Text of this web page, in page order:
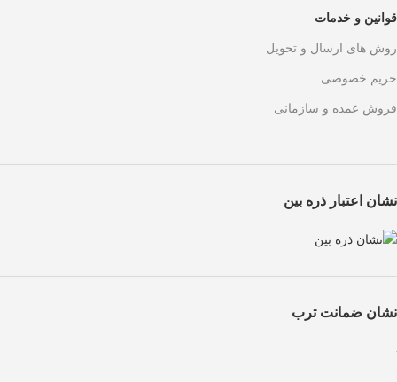
قوانین و خدمات
روش های ارسال و تحویل
حریم خصوصی
فروش عمده و سازمانی
نشان اعتبار ذره بین
نشان ضمانت ترب